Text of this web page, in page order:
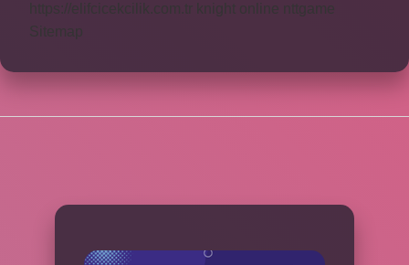
https://elifcicekcilik.com.tr knight online
nttgame
Sitemap